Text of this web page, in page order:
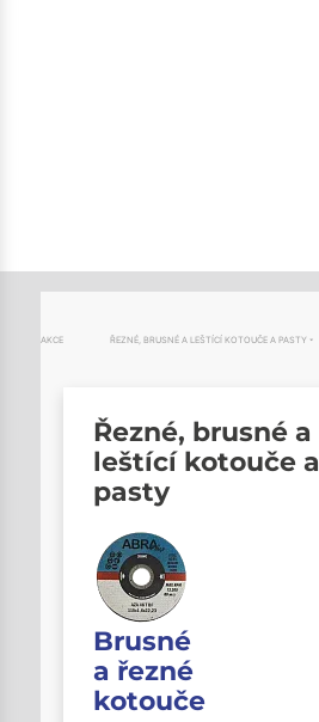
AKCE ŘEZNÉ, BRUSNÉ A LEŠTÍCÍ KOTOUČE A PASTY
Řezné, brusné a
leštící kotouče a
pasty
Brusné
a řezné
kotouče